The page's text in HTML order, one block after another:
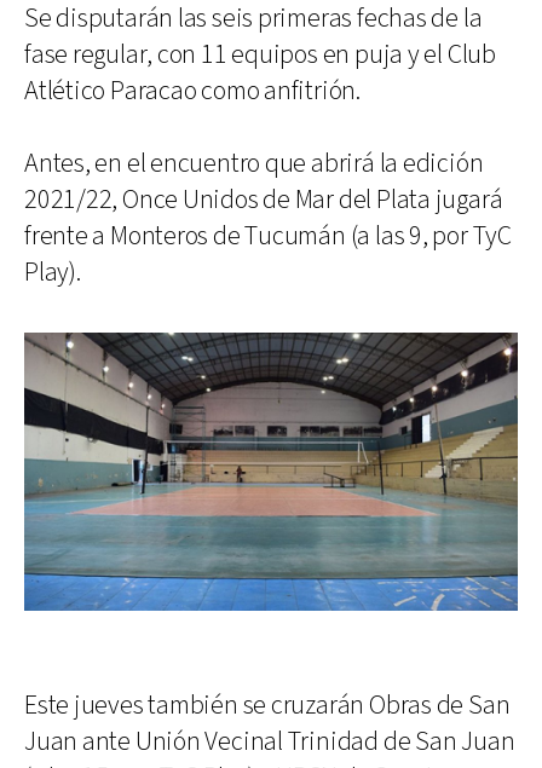
Se disputarán las seis primeras fechas de la
fase regular, con 11 equipos en puja y el Club
Atlético Paracao como anfitrión.
Antes, en el encuentro que abrirá la edición
2021/22, Once Unidos de Mar del Plata jugará
frente a Monteros de Tucumán (a las 9, por TyC
Play).
Este jueves también se cruzarán Obras de San
Juan ante Unión Vecinal Trinidad de San Juan